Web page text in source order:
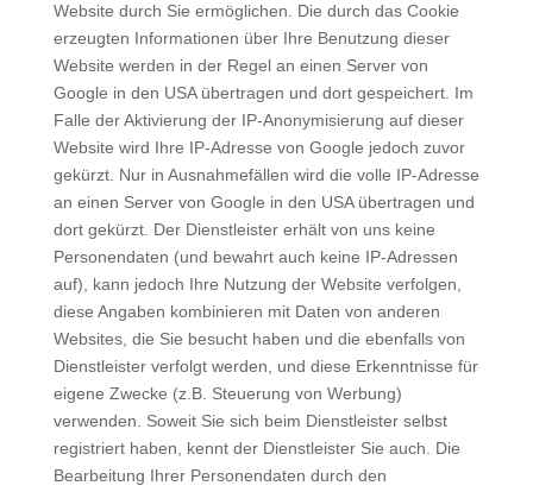
Website durch Sie ermöglichen. Die durch das Cookie
erzeugten Informationen über Ihre Benutzung dieser
Website werden in der Regel an einen Server von
Google in den USA übertragen und dort gespeichert. Im
Falle der Aktivierung der IP-Anonymisierung auf dieser
Website wird Ihre IP-Adresse von Google jedoch zuvor
gekürzt. Nur in Ausnahmefällen wird die volle IP-Adresse
an einen Server von Google in den USA übertragen und
dort gekürzt. Der Dienstleister erhält von uns keine
Personendaten (und bewahrt auch keine IP-Adressen
auf), kann jedoch Ihre Nutzung der Website verfolgen,
diese Angaben kombinieren mit Daten von anderen
Websites, die Sie besucht haben und die ebenfalls von
Dienstleister verfolgt werden, und diese Erkenntnisse für
eigene Zwecke (z.B. Steuerung von Werbung)
verwenden. Soweit Sie sich beim Dienstleister selbst
registriert haben, kennt der Dienstleister Sie auch. Die
Bearbeitung Ihrer Personendaten durch den